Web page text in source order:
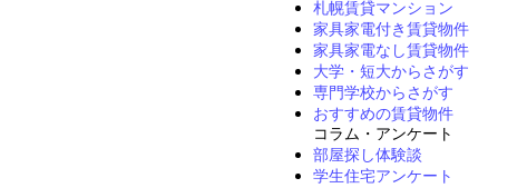
札幌賃貸マンション
家具家電付き賃貸物件
家具家電なし賃貸物件
大学・短大からさがす
専門学校からさがす
おすすめの賃貸物件
コラム・アンケート
部屋探し体験談
学生住宅アンケート